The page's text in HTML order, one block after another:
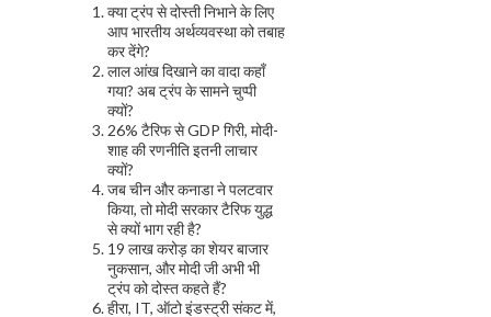
क्या ट्रंप से दोस्ती निभाने के लिए
आप भारतीय अर्थव्यवस्था को तबाह
कर देंगे?
लाल आंख दिखाने का वादा कहाँ
गया? अब ट्रंप के सामने चुप्पी
क्यों?
26% टैरिफ से GDP गिरी, मोदी-
शाह की रणनीति इतनी लाचार
क्यों?
जब चीन और कनाडा ने पलटवार
किया, तो मोदी सरकार टैरिफ युद्ध
से क्यों भाग रही है?
19 लाख करोड़ का शेयर बाजार
नुकसान, और मोदी जी अभी भी
ट्रंप को दोस्त कहते हैं?
हीरा, IT, ऑटो इंडस्ट्री संकट में,